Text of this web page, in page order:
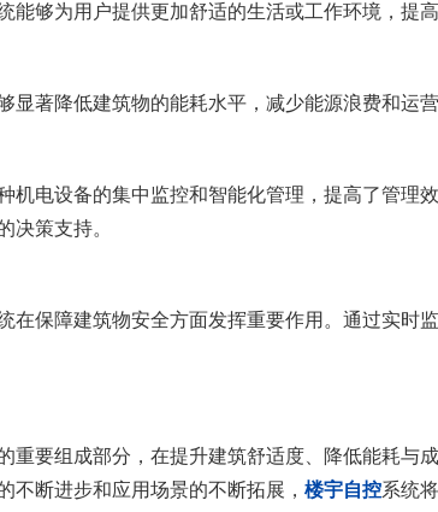
够为用户提供更加舒适的生活或工作环境，提高
著降低建筑物的能耗水平，减少能源浪费和运营
电设备的集中监控和智能化管理，提高了管理
决策支持。
保障建筑物安全方面发挥重要作用。通过实时
要组成部分，在提升建筑舒适度、降低能耗与
不断进步和应用场景的不断拓展， 楼宇自控系统